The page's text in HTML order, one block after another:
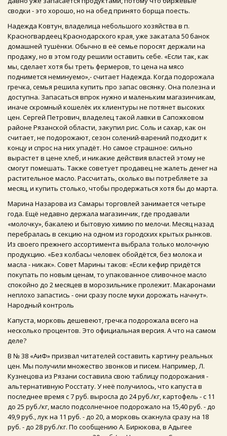
сводки - это хорошо, но на обед принято борща поесть.
Надежда Ковтун, владелица небольшого хозяйства в п.
Красногвардеец Краснодарского края, уже закатала 50 банок
домашней тушёнки. Обычно в её семье поросят держали на
продажу, но в этом году решили оставить себе. «Если так, как
мы, сделает хотя бы треть фермеров, то цена на мясо
поднимется неминуемо»,- считает Надежда. Когда подорожала
гречка, семья решила купить про запас овсянку. Она полезна и
доступна. Запасаться впрок нужно и маленьким магазинчикам,
иначе скромный кошелёк их клиентуры не потянет высоких
цен. Сергей Петрович, владелец такой лавки в Сапожковом
районе Рязанской области, закупил рис. Соль и сахар, как он
считает, не подорожают, сезон солений-варений подходит к
концу и спрос на них упадёт. Но самое страшное: сильно
вырастет в цене хлеб, и никакие действия властей этому не
смогут помешать. Также советует продавец не жалеть денег на
растительное масло. Рассчитать, сколько вы потребляете за
месяц, и купить столько, чтобы продержаться хотя бы до марта.
Марина Назарова из Самары торговлей занимается четыре
года. Ещё недавно держала магазинчик, где продавали
«молочку», бакалею и бытовую химию по мелочи. Месяц назад
перебралась в секцию на одном из городских крытых рынков.
Из своего прежнего ассортимента выбрала только молочную
продукцию. «Без колбасы человек обойдётся, без молока и
масла - никак». Совет Марины таков: «Если кефир придётся
покупать по новым ценам, то упакованное сливочное масло
спокойно до 2 месяцев в морозильнике пролежит. Макаронами
неплохо запастись - они сразу после муки дорожать начнут».
Народный контроль
Капуста, морковь дешевеют, гречка подорожала всего на
несколько процентов. Это официальная версия. А что на самом
деле?
В № 38 «АиФ» призвал читателей составить картину реальных
цен. Мы получили множество звонков и писем. Например, Л.
Кузнецова из Рязани составила свою таблицу подорожания -
альтернативную Росстату. У неё получилось, что капуста в
последнее время с 7 руб. выросла до 24 руб./кг, картофель - с 11
до 25 руб./кг, масло подсолнечное подорожало на 15,40 руб. - до
49,9 руб., лук на 11 руб. - до 20, а морковь скакнула сразу на 18
руб. - до 28 руб./кг. По сообщению А. Бирюкова, в Адыгее